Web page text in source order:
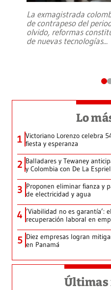
La exmagistrada
de contrapeso del
olvido, reformas
de nuevas tecnologías...
Lo
1 Victoriano Lorenzo celebra
fiesta y esperanza
2 Balladares y Tewaney
y Colombia con De La
3 Proponen eliminar fianza y
de electricidad y agua
4 ‘Viabilidad no es garantía’:
recuperación laboral en
5 Diez empresas logran
en Panamá
Últimas